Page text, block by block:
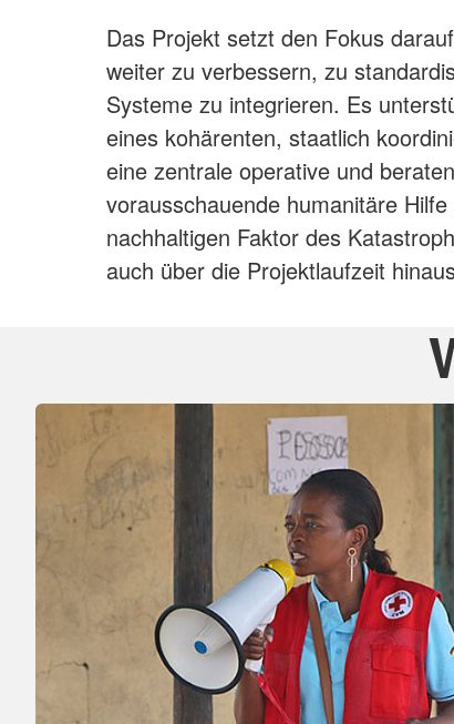
Das Projekt setzt den Fokus
weiter zu verbessern, zu
Systeme zu integrieren. Es
eines kohärenten, staatlich
eine zentrale operative und
vorausschauende humanitäre
nachhaltigen Faktor des
auch über die Projektlaufzeit